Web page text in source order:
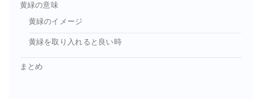
黄緑の意味
黄緑のイメージ
黄緑を取り入れると良い時
まとめ